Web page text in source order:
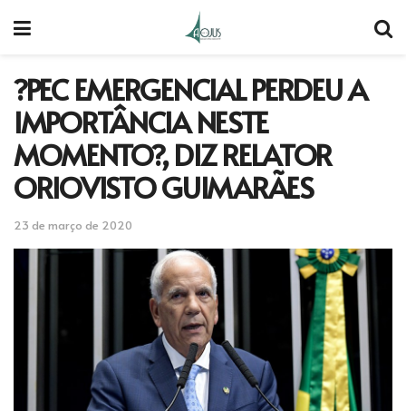
?PEC EMERGENCIAL PERDEU A
IMPORTÂNCIA NESTE
MOMENTO?, DIZ RELATOR
ORIOVISTO GUIMARÃES
23 de março de 2020